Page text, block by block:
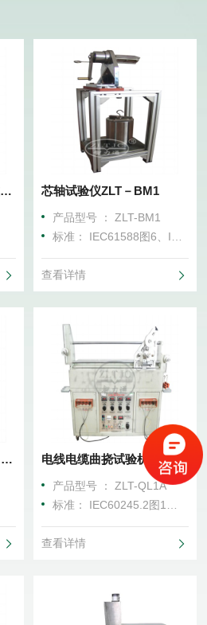
釉瓷搪瓷器皿耐冲击测试枪ZLT-CJ6 芯轴试验仪ZLT－BM1
产品型号 ： ZLT-BM1
标准： IEC61588图6、IEC62368图25、IEC60950、IEC60065、GB19212
查看详情
机车车辆阻燃材料45度角燃烧试验仪ZLT-BS3 电线电缆曲挠试验机ZLT－QL1A
产品型号 ： ZLT-QL1A
标准： IEC60245.2图1（两轮）、IEC60245.2图6（三轮）及3.1、GB5013.2图1及3.1
查看详情